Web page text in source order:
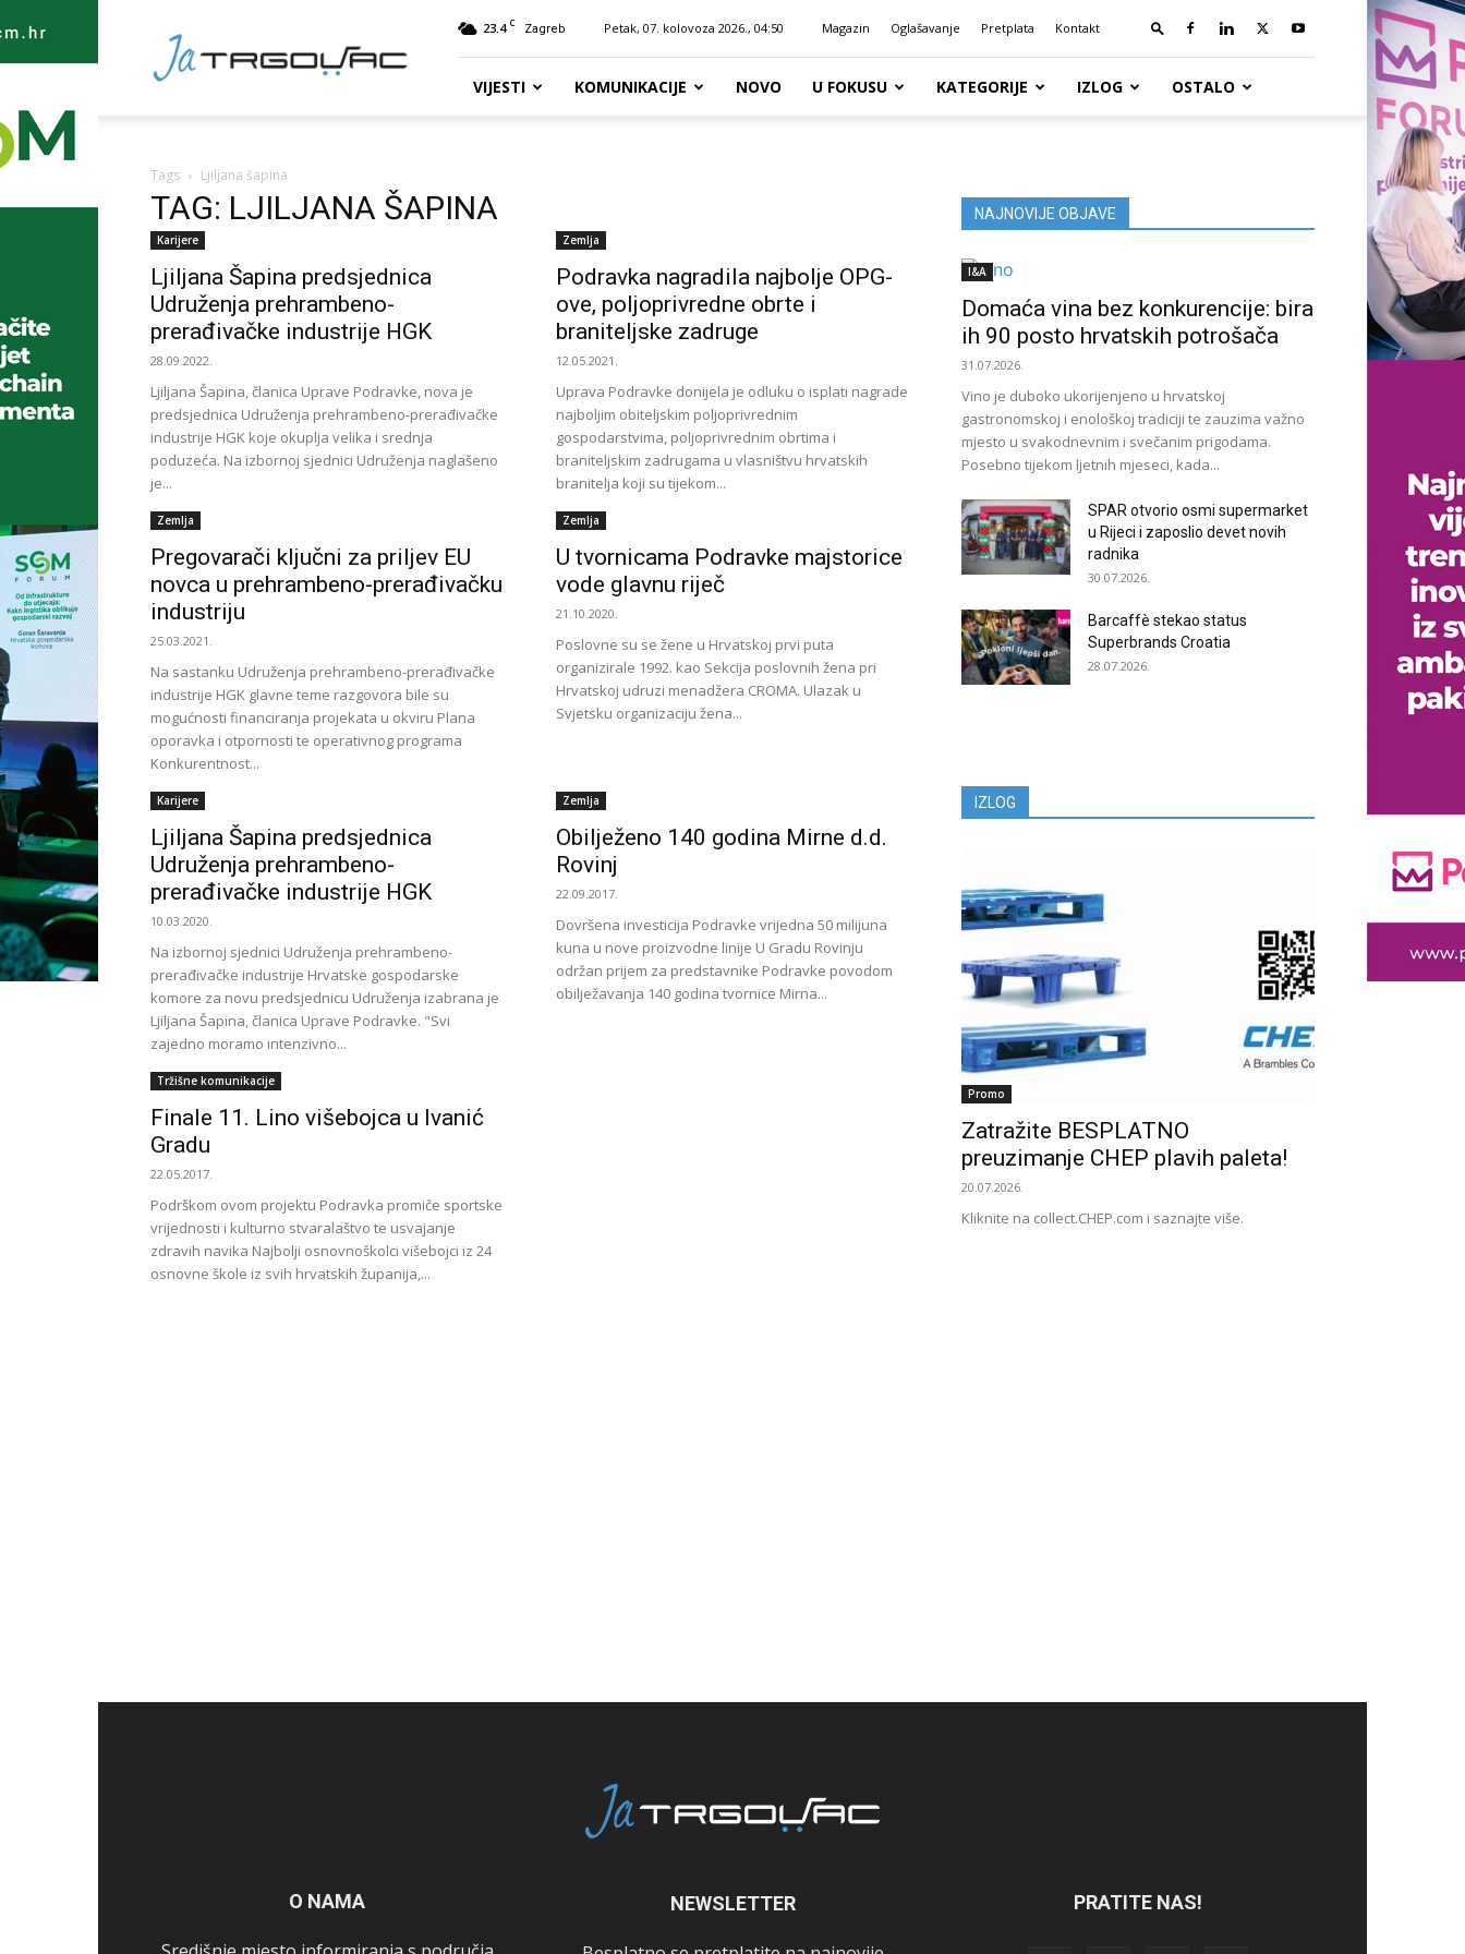
TRGOVAC
23.4 C Zagreb Petak, 07. kolovoza 2026., 04:50 Magazin Oglašavanje Pretplata Kontakt
VIJESTI KOMUNIKACIJE NOVO U FOKUSU KATEGORIJE IZLOG OSTALO
Tags Ljiljana šapina
TAG: LJILJANA ŠAPINA
Karijere
Ljiljana Šapina predsjednica
Udruženja prehrambeno-
prerađivačke industrije HGK
28.09.2022.
Ljiljana Šapina, članica Uprave Podravke, nova je
predsjednica Udruženja prehrambeno-prerađivačke
industrije HGK koje okuplja velika i srednja
poduzeća. Na izbornoj sjednici Udruženja naglašeno
je...
Zemlja
Podravka nagradila najbolje OPG-
ove, poljoprivredne obrte i
braniteljske zadruge
12.05.2021.
Uprava Podravke donijela je odluku o isplati nagrade
najboljim obiteljskim poljoprivrednim
gospodarstvima, poljoprivrednim obrtima i
braniteljskim zadrugama u vlasništvu hrvatskih
branitelja koji su tijekom...
Zemlja
Pregovarači ključni za priljev EU
novca u prehrambeno-prerađivačku
industriju
25.03.2021.
Na sastanku Udruženja prehrambeno-prerađivačke
industrije HGK glavne teme razgovora bile su
mogućnosti financiranja projekata u okviru Plana
oporavka i otpornosti te operativnog programa
Konkurentnost...
Zemlja
U tvornicama Podravke majstorice
vode glavnu riječ
21.10.2020.
Poslovne su se žene u Hrvatskoj prvi puta
organizirale 1992. kao Sekcija poslovnih žena pri
Hrvatskoj udruzi menadžera CROMA. Ulazak u
Svjetsku organizaciju žena...
Karijere
Ljiljana Šapina predsjednica
Udruženja prehrambeno-
prerađivačke industrije HGK
10.03.2020.
Na izbornoj sjednici Udruženja prehrambeno-
prerađivačke industrije Hrvatske gospodarske
komore za novu predsjednicu Udruženja izabrana je
Ljiljana Šapina, članica Uprave Podravke. "Svi
zajedno moramo intenzivno...
Zemlja
Obilježeno 140 godina Mirne d.d.
Rovinj
22.09.2017.
Dovršena investicija Podravke vrijedna 50 milijuna
kuna u nove proizvodne linije U Gradu Rovinju
održan prijem za predstavnike Podravke povodom
obilježavanja 140 godina tvornice Mirna...
Tržišne komunikacije
Finale 11. Lino višebojca u Ivanić
Gradu
22.05.2017.
Podrškom ovom projektu Podravka promiče sportske
vrijednosti i kulturno stvaralaštvo te usvajanje
zdravih navika Najbolji osnovnoškolci višebojci iz 24
osnovne škole iz svih hrvatskih županija,...
NAJNOVIJE OBJAVE
I&A
Domaća vina bez konkurencije: bira
ih 90 posto hrvatskih potrošača
31.07.2026.
Vino je duboko ukorijenjeno u hrvatskoj
gastronomskoj i enološkoj tradiciji te zauzima važno
mjesto u svakodnevnim i svečanim prigodama.
Posebno tijekom ljetnih mjeseci, kada...
SPAR otvorio osmi supermarket
u Rijeci i zaposlio devet novih
radnika
30.07.2026.
Barcaffè stekao status
Superbrands Croatia
28.07.2026.
IZLOG
Promo
Zatražite BESPLATNO
preuzimanje CHEP plavih paleta!
20.07.2026.
Kliknite na collect.CHEP.com i saznajte više.
O NAMA NEWSLETTER PRATITE NAS!